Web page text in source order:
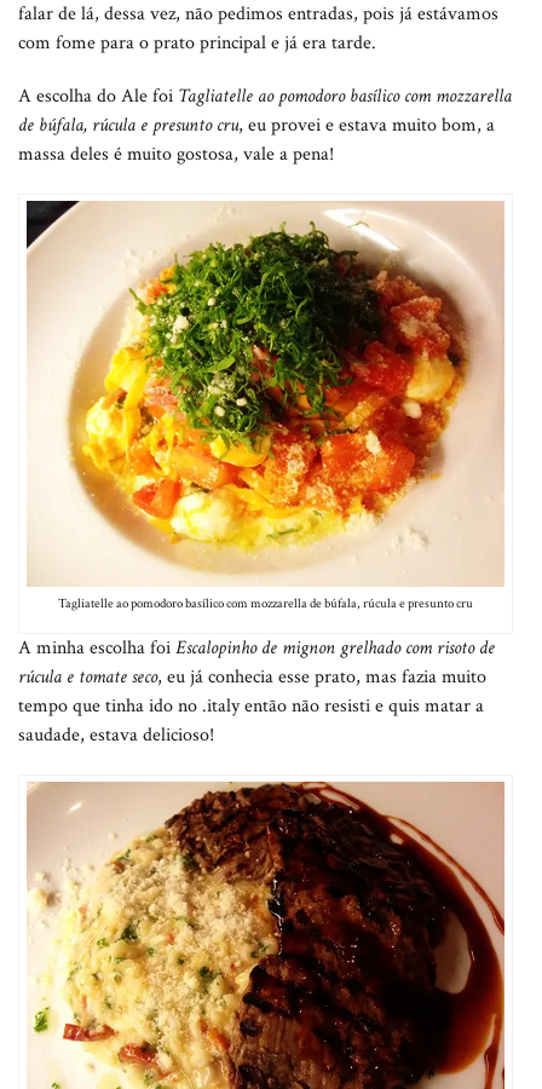
falar de lá, dessa vez, não pedimos entradas, pois já estávamos
com fome para o prato principal e já era tarde.
A escolha do Ale foi Tagliatelle ao pomodoro basílico com mozzarella
de búfala, rúcula e presunto cru, eu provei e estava muito bom, a
massa deles é muito gostosa, vale a pena!
Tagliatelle ao pomodoro basílico com mozzarella de búfala, rúcula e presunto cru
A minha escolha foiEscalopinho de mignon grelhado com risoto de
rúcula e tomate seco, eu já conhecia esse prato, mas fazia muito
tempo que tinha ido no .italy então não resisti e quis matar a
saudade, estava delicioso!